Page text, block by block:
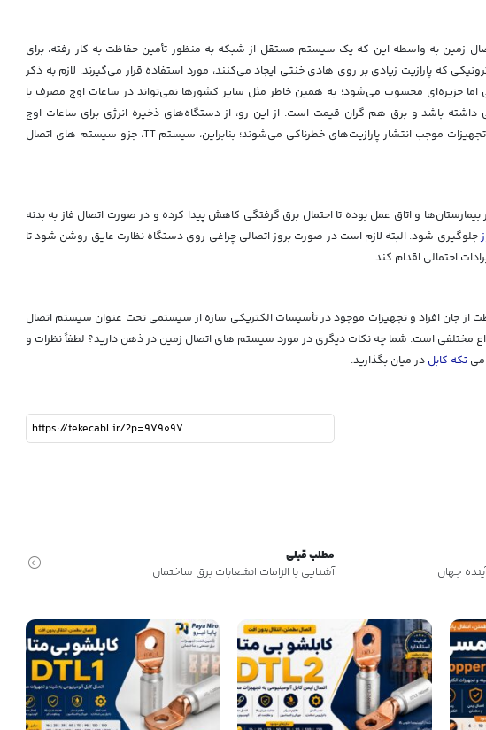
زمین به واسطه این که یک سیستم مستقل از شبکه به منظور تأمین حفاظت به کار رفته، برای
که پارازیت زیادی بر روی هادی خنثی ایجاد می‌کنند، مورد استفاده قرار می‌گیرند. لازم به ذکر
جزیره‌ای محسوب می‌شود؛ به همین خاطر مثل سایر کشورها نمی‌تواند در ساعات اوج مصرف با
داشته باشد و برق هم گران قیمت است. از این رو، از دستگاه‌های ذخیره انرژي برای ساعات اوج
مصرف خود استفاده کرده که این تجهیزات موجب انتشار پارازیت‌های خطرناکی می‌شوند؛ بنابراین، سیستم TT، جزو سیستم های اتصال
و اتاق عمل بوده تا احتمال برق گرفتگی کاهش پیدا کرده و در صورت اتصال فاز به بدنه
جلوگیری شود. البته لازم است در صورت بروز اتصالی چراغی روی دستگاه نظارت عایق روشن شود تا
احتمالی اقدام کند.
از جان افراد و تجهیزات موجود در تأسیسات الکتریکی سازه از سیستمی تحت عنوان سیستم اتصال
مختلفی است. شما چه نکات دیگری در مورد سیستم های اتصال زمین در ذهن دارید؟ لطفاً نظرات و
تکه کابل در میان بگذارید.
مطلب قبلی
آشنایی با الزامات انشعابات برق ساختمان
جهان